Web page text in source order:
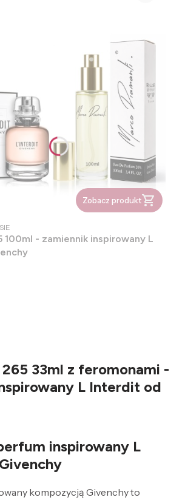
Zobacz produkt
100ml - zamiennik inspirowany L
33ml z feromonami -
L Interdit od
inspirowany L
kompozycją Givenchy to